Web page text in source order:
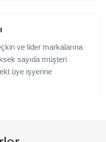
ve lider markalarına
sayıda müşteri
üye işyerine